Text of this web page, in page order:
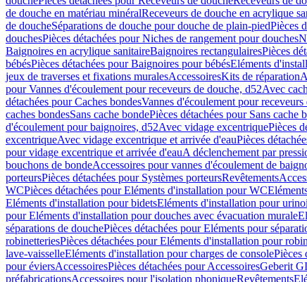
de douche en matériau minéralReceveurs de douche en acrylique
de doucheSéparations de douche pour douche de plain-piedPièces
douchesPièces détachées pour Niches de rangement pour douches
Baignoires en acrylique sanitaireBaignoires rectangulairesPièces
bébésPièces détachées pour Baignoires pour bébésEléments
jeux de traverses et fixations muralesAccessoiresKits de réparation
pour Vannes d'écoulement pour receveurs de douche, d52Avec
détachées pour Caches bondesVannes d'écoulement pour
caches bondesSans cache bondePièces détachées pour Sans cache
d'écoulement pour baignoires, d52Avec vidage excentriquePièces
excentriqueAvec vidage excentrique et arrivée d'eauPièces
pour vidage excentrique et arrivée d'eauA déclenchement par
bouchons de bondeAccessoires pour vannes d'écoulement de
porteursPièces détachées pour Systèmes porteursRevêtements
WCPièces détachées pour Eléments d'installation pour WC
Eléments d'installation pour bidetsEléments d'installation pour
pour Eléments d'installation pour douches avec évacuation murale
séparations de douchePièces détachées pour Eléments pour
robinetteriesPièces détachées pour Eléments d'installation pour
lave-vaisselleEléments d'installation pour charges de consolePièces
pour éviersAccessoiresPièces détachées pour AccessoiresGeberit
préfabricationsAccessoires pour l'isolation phoniqueRevêtements